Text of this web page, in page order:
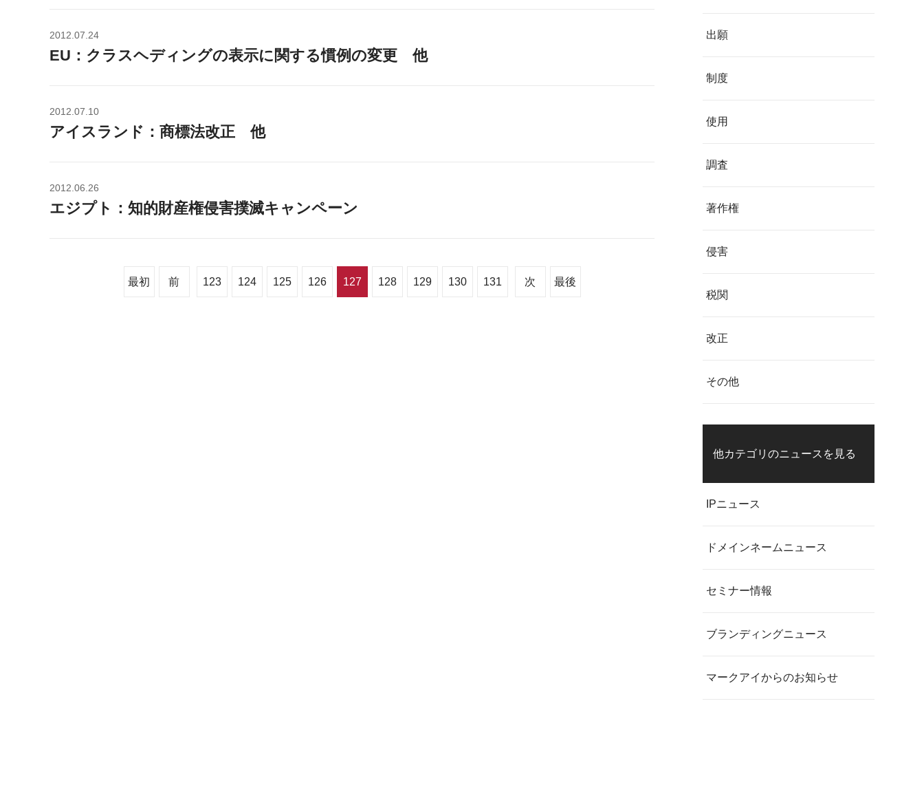
2012.07.24
EU：クラスヘディングの表示に関する慣例の変更 他
2012.07.10
アイスランド：商標法改正 他
2012.06.26
エジプト：知的財産権侵害撲滅キャンペーン
最初 前 123 124 125 126 127 128 129 130 131 次 最後
出願
制度
使用
調査
著作権
侵害
税関
改正
その他
他カテゴリのニュースを見る
IPニュース
ドメインネームニュース
セミナー情報
ブランディングニュース
マークアイからのお知らせ